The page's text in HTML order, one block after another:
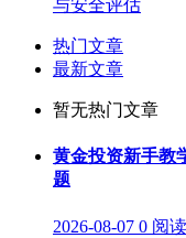
与安全评估
热门文章
最新文章
暂无热门文章
黄金投资新手教
题
2026-08-07 0 阅读